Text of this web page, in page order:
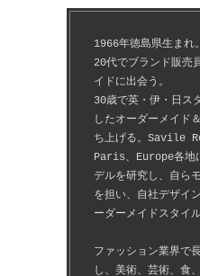
1966年徳島県生まれ。
20代でブランド販売
イドに出会う。
30歳で英・伊・日ス
したオーダーメイド
ち上げる。Savile
Paris、Europe各地
デルを研究し、自ら
を担い、自社デザイ
ーダーメイドスタイ
ファッション業界で
し、美術、芸術、食